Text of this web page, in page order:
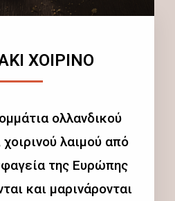
ΧΟΙΡΙΝΟ
ολλανδικού
χοιρινού λαιμού από
της Ευρώπης
και μαρινάρονται